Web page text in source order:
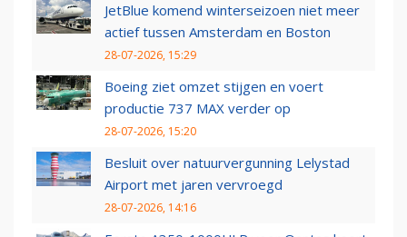
JetBlue komend winterseizoen niet meer
actief tussen Amsterdam en Boston
28-07-2026, 15:29
Boeing ziet omzet stijgen en voert
productie 737 MAX verder op
28-07-2026, 15:20
Besluit over natuurvergunning Lelystad
Airport met jaren vervroegd
28-07-2026, 14:16